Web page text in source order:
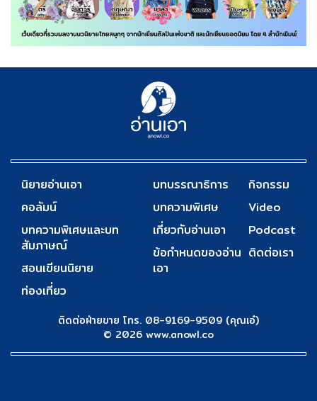
นิยายอ่านเอา
คอลัมน์
บทความพิเศษและบท
สัมภาษณ์
สอนเขียนนิยาย
ท่องเที่ยว
บทบรรณาธิการ
บทความพิเศษ
เกี่ยวกับอ่านเอา
ข้อกำหนดของอ่าน
เอา
กิจกรรม
Video
Podcast
ติดต่อเรา
ติดต่อฝ่ายขาย โทร. 08-9169-9509 (คุณเอ๋)
© 2026 www.anowl.co